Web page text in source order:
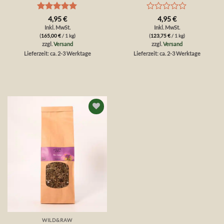
Bewertet
mit5 von
5
4,95€
Inkl. MwSt.
(165,00€/ 1 kg)
zzgl.Versand
Lieferzeit: ca. 2-3 Werktage
Bewertet
mit
0
von
4,95€
Inkl. MwSt.
(123,75€/ 1 kg)
zzgl.Versand
Lieferzeit: ca. 2-3 Werktage
WILD&RAW